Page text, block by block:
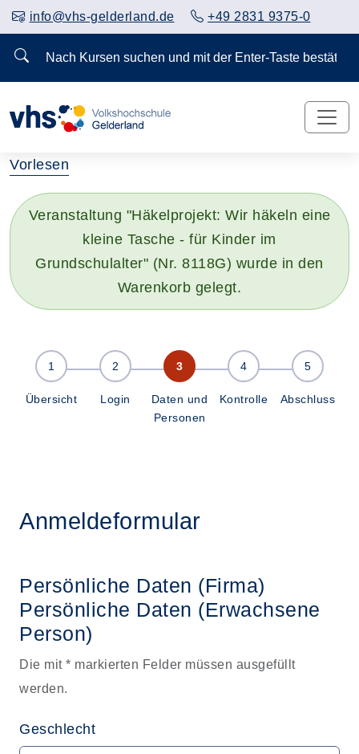
info@vhs-gelderland.de +49 2831 9375-0
Nach Kursen suchen und mit der Enter-Taste
Vorlesen
Veranstaltung "Häkelprojekt: Wir häkeln eine
kleine Tasche - für Kinder im
Grundschulalter" (Nr. 8118G) wurde in den
Warenkorb gelegt.
Übersicht Login
Daten und
Personen
Kontrolle Abschluss
Anmeldeformular
Persönliche Daten (Firma)
Persönliche Daten (Erwachsene
Person)
Die mit * markierten Felder müssen ausgefüllt
werden.
Geschlecht